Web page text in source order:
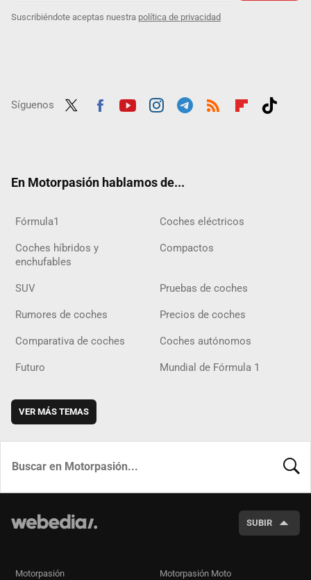
Suscribiéndote aceptas nuestra política de privacidad
Síguenos
En Motorpasión hablamos de...
Fórmula1 Coches eléctricos
Coches híbridos y
enchufables
Compactos
SUV Pruebas de coches
Rumores de coches Precios de coches
Comparativa de coches Coches autónomos
Futuro Mundial de Fórmula 1
VER MÁS TEMAS
SUBIR
Motorpasión Motorpasión Moto